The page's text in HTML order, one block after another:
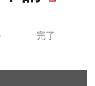
完了